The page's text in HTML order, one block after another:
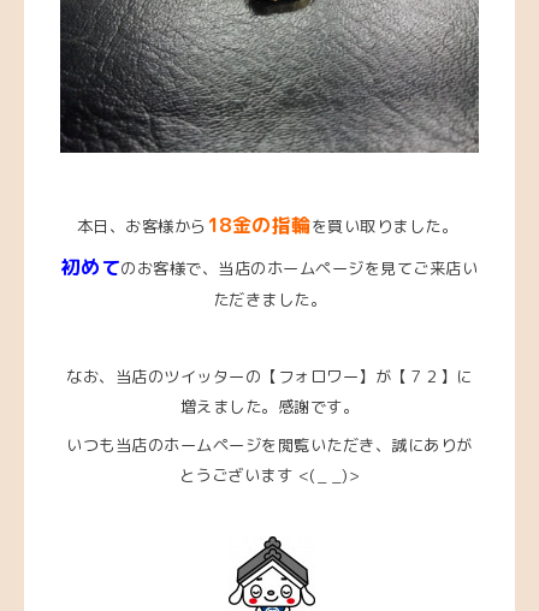
本日、お客様から 18金の指輪を買い取りました。
初めてのお客様で、当店のホームページを見てご来店い
ただきました。
なお、当店のツイッターの【フォロワー】が【７２】に
増えました。感謝です。
いつも当店のホームページを閲覧いただき、 誠にありが
とうございます <(_ _)>